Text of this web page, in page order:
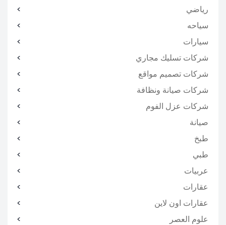
رياضي
سياحه
سيارات
شركات تسليك مجاري
شركات تصميم مواقع
شركات صيانة ونظافة
شركات عزل الفوم
صيانة
طبخ
طبي
عربيات
عقارات
عقارات اون لاين
علوم العصر